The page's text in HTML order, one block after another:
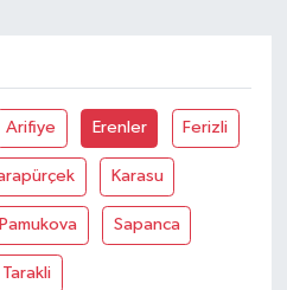
Arifiye Erenler Ferizli
Karasu
Pamukova Sapanca
Tarakli